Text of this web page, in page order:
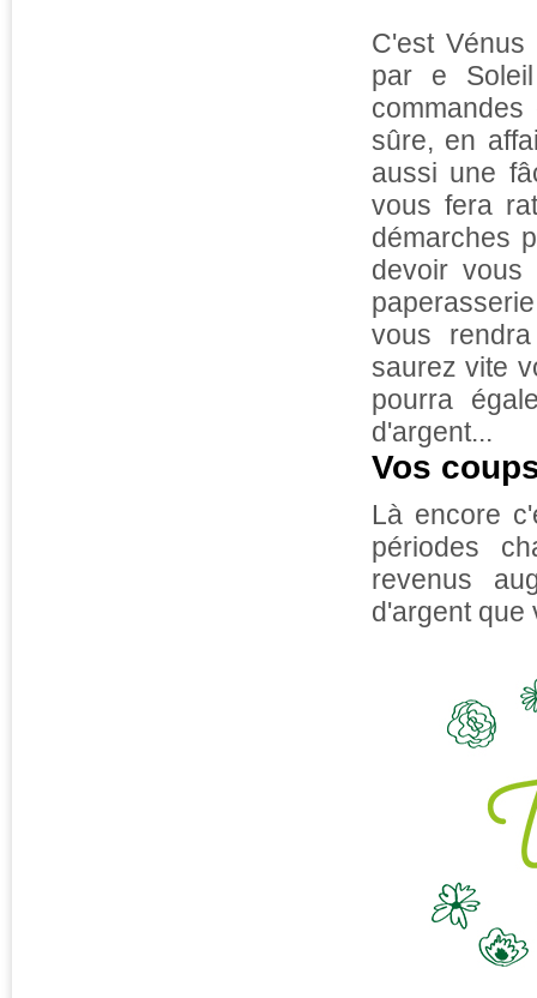
C'est
par e
sûre, en
aussi une
vous fera
démarches
devoir
vous
saurez vite
pourra
d'argent...
Vos
Là encore
périodes
revenus
d'argent que